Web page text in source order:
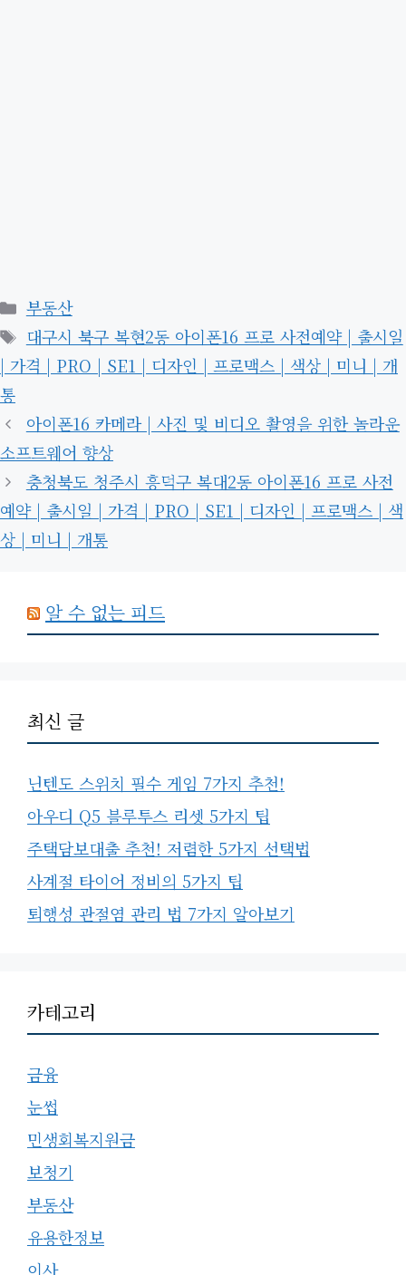
카
테
고
리
부동산
태
그
대구시 북구 복현2동 아이폰16 프로 사전예약 | 출시일
| 가격 | PRO | SE1 | 디자인 | 프로맥스 | 색상 | 미니 | 개
통
아이폰16 카메라 | 사진 및 비디오 촬영을 위한 놀라운
소프트웨어 향상
충청북도 청주시 흥덕구 복대2동 아이폰16 프로 사전
예약 | 출시일 | 가격 | PRO | SE1 | 디자인 | 프로맥스 | 색
상 | 미니 | 개통
알 수 없는 피드
최신 글
닌텐도 스위치 필수 게임 7가지 추천!
아우디 Q5 블루투스 리셋 5가지 팁
주택담보대출 추천! 저렴한 5가지 선택법
사계절 타이어 정비의 5가지 팁
퇴행성 관절염 관리 법 7가지 알아보기
카테고리
금융
눈썹
민생회복지원금
보청기
부동산
유용한정보
이사